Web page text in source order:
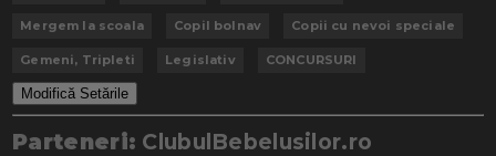
Mergem la scoala Copil bolnav Copii cu nevoi speciale
Gemeni, Tripleti Legislativ CONCURSURI
Modifică Setările
Parteneri: ClubulBebelusilor.ro